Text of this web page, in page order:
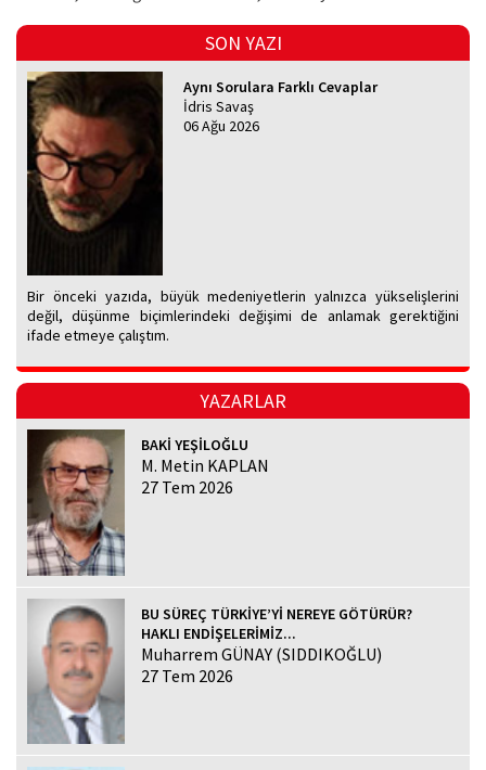
SON YAZI
Aynı Sorulara Farklı Cevaplar
İdris Savaş
06 Ağu 2026
Bir önceki yazıda, büyük medeniyetlerin yalnızca yükselişlerini
değil, düşünme biçimlerindeki değişimi de anlamak gerektiğini
ifade etmeye çalıştım.
YAZARLAR
BAKİ YEŞİLOĞLU
M. Metin KAPLAN
27 Tem 2026
BU SÜREÇ TÜRKİYE’Yİ NEREYE GÖTÜRÜR?
HAKLI ENDİŞELERİMİZ...
Muharrem GÜNAY (SIDDIKOĞLU)
27 Tem 2026